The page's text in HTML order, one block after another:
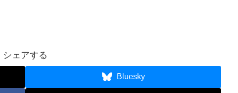
て
シェアする
Bluesky